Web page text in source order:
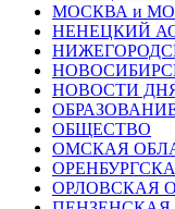
МОСКВА и
НЕНЕЦКИЙ
НОВОСТИ
ОБЩЕСТВО
ОМСКАЯ
ОРЛОВСКАЯ